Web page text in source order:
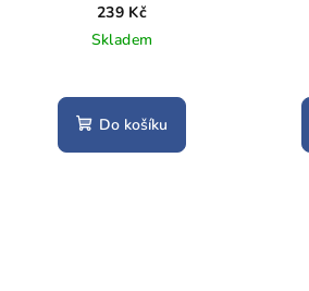
239 Kč
Skladem
Do košíku